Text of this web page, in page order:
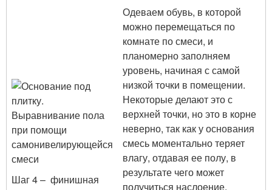
Шаг 4 – финишная
Одеваем обувь, в которой
можно перемещаться по
комнате по смеси, и
планомерно заполняем
уровень, начиная с самой
низкой точки в помещении.
Некоторые делают это с
верхней точки, но это в корне
неверно, так как у основания
смесь моментально теряет
влагу, отдавая ее полу, в
результате чего может
получиться наслоение.